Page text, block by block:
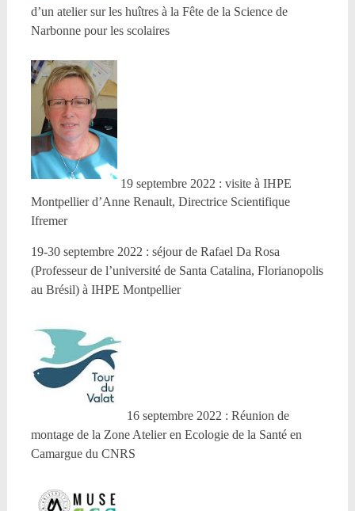
d’un atelier sur les huîtres à la Fête de la Science de
Narbonne pour les scolaires
19 septembre 2022 : visite à IHPE
Montpellier d’Anne Renault, Directrice Scientifique
Ifremer
19-30 septembre 2022 : séjour de Rafael Da Rosa
(Professeur de l’université de Santa Catalina, Florianopolis
au Brésil) à IHPE Montpellier
16 septembre 2022 : Réunion de
montage de la Zone Atelier en Ecologie de la Santé en
Camargue du CNRS